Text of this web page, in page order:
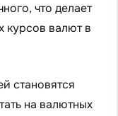
что делает
курсов валют в
становятся
на валютных